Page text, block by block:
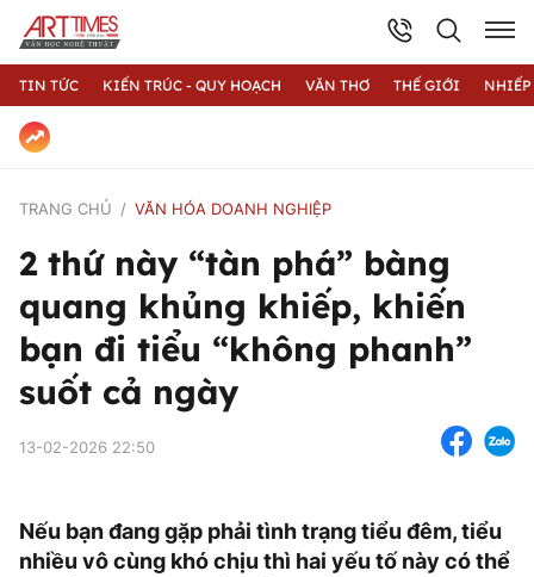
TIN TỨC KIẾN TRÚC - QUY HOẠCH VĂN THƠ THẾ GIỚI
TRANG CHỦ VĂN HÓA DOANH NGHIỆP
2 thứ này “tàn phá” bàng
quang khủng khiếp, khiến
bạn đi tiểu “không phanh”
suốt cả ngày
13-02-2026 22:50
Nếu bạn đang gặp phải tình trạng tiểu đêm, tiểu
nhiều vô cùng khó chịu thì hai yếu tố này có thể